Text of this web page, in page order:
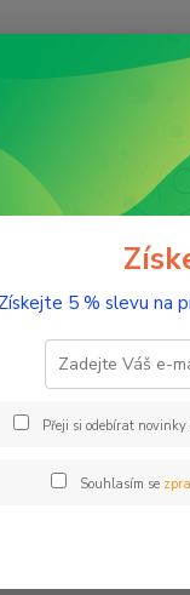
Testery
Získejte 5 % slevu na
Přeji si odebírat novinky
Souhlasím se